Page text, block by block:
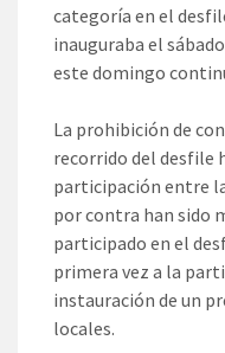
categoría en el
inauguraba el
este domingo
La prohibición de
recorrido del desfile
participación entre
por contra han sido
participado en el
primera vez a la
instauración de un
locales.